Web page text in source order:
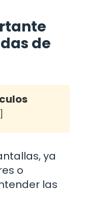
de
ya
o
las